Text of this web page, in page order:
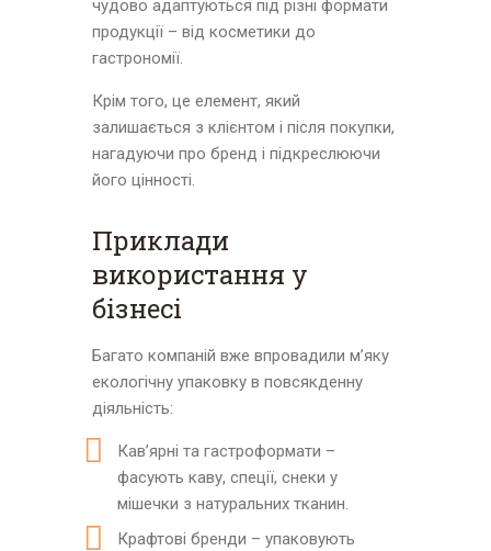
чудово адаптуються під різні формати
продукції – від косметики до
гастрономії.
Крім того, це елемент, який
залишається з клієнтом і після покупки,
нагадуючи про бренд і підкреслюючи
його цінності.
Приклади
використання у
бізнесі
Багато компаній вже впровадили м’яку
екологічну упаковку в повсякденну
діяльність:
Кав’ярні та гастроформати –
фасують каву, спеції, снеки у
мішечки з натуральних тканин.
Крафтові бренди – упаковують